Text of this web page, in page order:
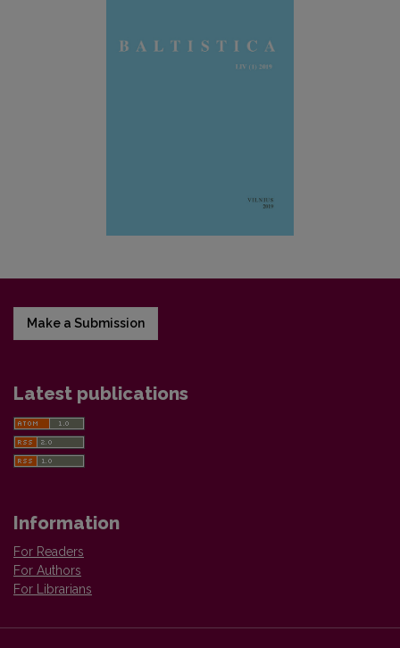
Make a Submission
Latest publications
Information
For Readers
For Authors
For Librarians